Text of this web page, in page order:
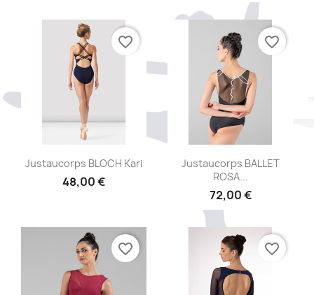
+2
Aperçu rapide
Justaucorps BLOCH Kari
48,00 €
favorite_border
Aperçu rapide
Justaucorps BALLET
ROSA...
72,00 €
favorite_border
favorite_border favorite_border